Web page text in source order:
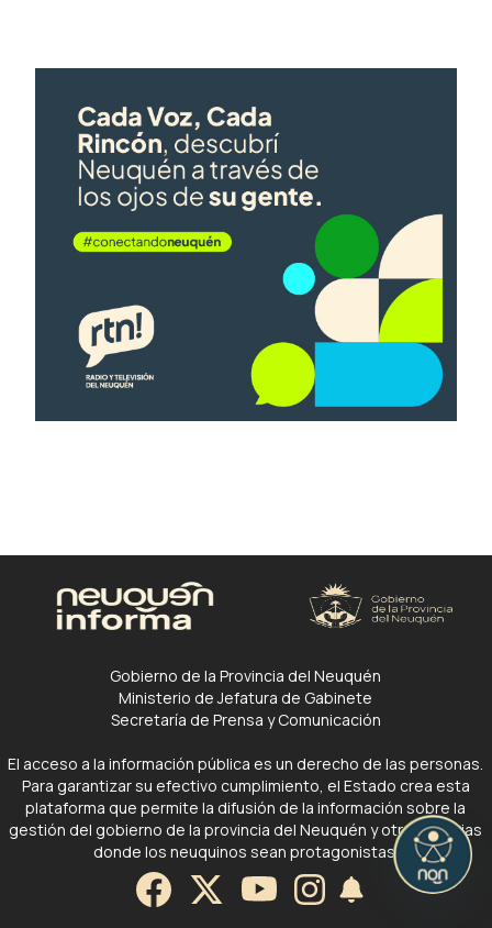
Gobierno de la Provincia del Neuquén
Ministerio de Jefatura de Gabinete
Secretaría de Prensa y Comunicación
El acceso a la información pública es un derecho de las personas.
Para garantizar su efectivo cumplimiento, el Estado crea esta
plataforma que permite la difusión de la información sobre la
gestión del gobierno de la provincia del Neuquén y otras noticias
donde los neuquinos sean protagonistas.